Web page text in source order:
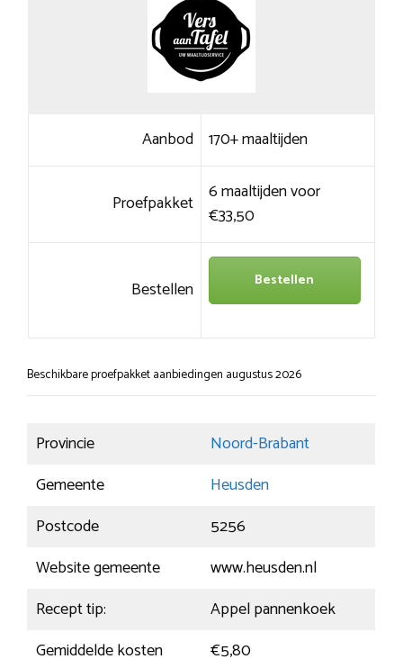
Aanbod 170+ maaltijden
Proefpakket 6 maaltijden voor
€33,50
Bestellen Bestellen
Beschikbare proefpakket aanbiedingen augustus 2026
Provincie
Noord-Brabant
Gemeente
Heusden
Postcode
5256
Website gemeente
www.heusden.nl
Recept tip:
Appel pannenkoek
Gemiddelde kosten
€5,80